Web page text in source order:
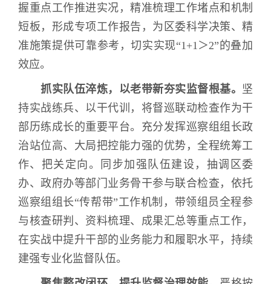
握重点工作推进实况，精准梳理工作堵点和机制
短板，形成专项工作报告，为区委科学决策、精
准施策提供可靠参考，切实实现“1+1＞2”的叠加
效应。
抓实队伍淬炼，以老带新夯实监督根基。 坚
持实战练兵、以干代训，将督巡联动检查作为干
部历练成长的重要平台。充分发挥巡察组组长政
治站位高、大局把控能力强的优势，全程统筹工
作、把关定向。同步加强队伍建设，抽调区委
办、政府办等部门业务骨干参与联合检查，依托
巡察组组长“传帮带”工作机制，带领组员全程参
与核查研判、资料梳理、成果汇总等重点工作，
在实战中提升干部的业务能力和履职水平，持续
建强专业化监督队伍。